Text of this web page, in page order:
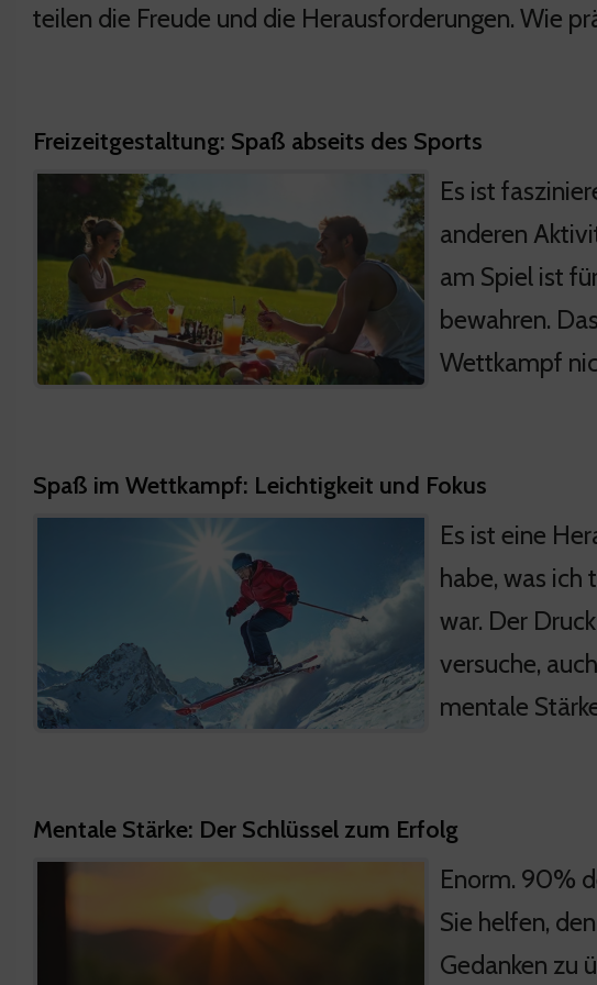
teilen die Freude und die Herausforderungen. Wie
Freizeitgestaltung: Spaß abseits des Sports
Es ist
anderen
am Spiel ist
bewahren.
Wettkampf
Spaß im Wettkampf: Leichtigkeit und Fokus
Es ist eine
habe, was ich
war. Der
versuche,
mentale
Mentale Stärke: Der Schlüssel zum Erfolg
Enorm. 90%
Sie helfen,
Gedanken zu